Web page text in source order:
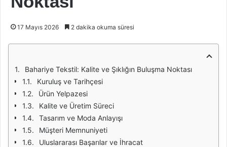
17 Mayıs 2026 2 dakika okuma süresi
Bahariye Tekstil: Kalite ve Şıklığın Buluşma Noktası
Kuruluş ve Tarihçesi
Ürün Yelpazesi
Kalite ve Üretim Süreci
Tasarım ve Moda Anlayışı
Müşteri Memnuniyeti
Uluslararası Başarılar ve İhracat